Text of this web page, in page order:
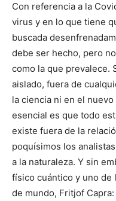
Con referencia a la
virus y en lo que tiene
buscada
debe ser hecho, pero
como la que prevalece.
aislado, fuera de
la ciencia ni en el
esencial es que todo
existe fuera de la
poquísimos los
a la naturaleza. Y sin
físico cuántico y uno de
de mundo, Fritjof Capra: